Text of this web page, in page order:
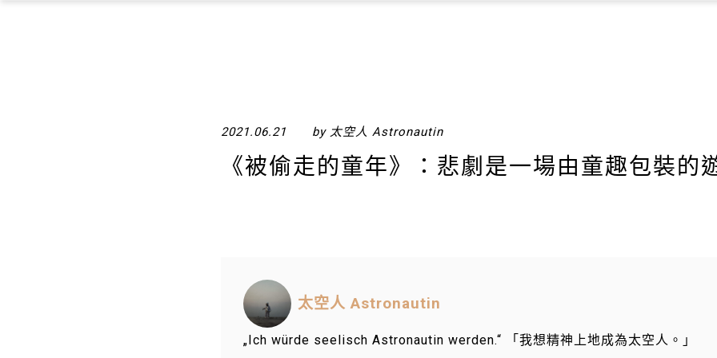
2021.06.21 by 太空人 Astronautin
《被偷走的童年》：悲劇是一場由童趣包裝的
太空人 Astronautin
„Ich würde seelisch Astronautin werden.“ 「我想精神上地成為太空人。」